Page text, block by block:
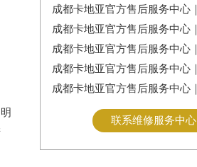
联系维修服务中心